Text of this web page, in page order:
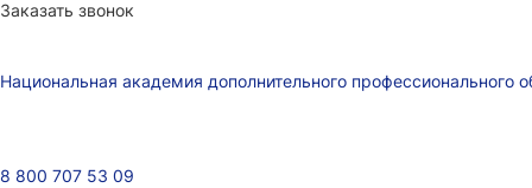
Заказать звонок
Национальная академия дополнительного профессионального
8 800 707 53 09